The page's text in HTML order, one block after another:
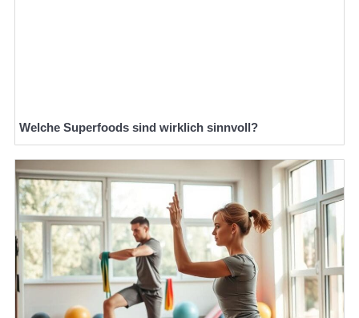
Welche Superfoods sind wirklich sinnvoll?